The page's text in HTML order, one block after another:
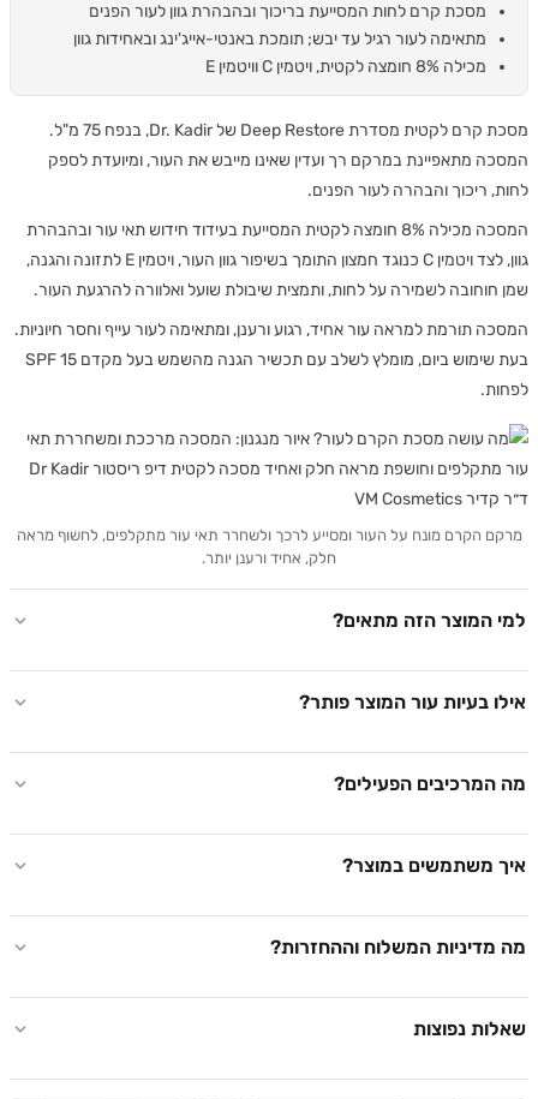
מסכת קרם לחות המסייעת בריכוך ובהבהרת גוון לעור הפנים
מתאימה לעור רגיל עד יבש; תומכת באנטי-אייג'ינג ובאחידות גוון
מכילה 8% חומצה לקטית, ויטמין C וויטמין E
מסכת קרם לקטית מסדרת Deep Restore של Dr. Kadir, בנפח 75 מ"ל.
המסכה מתאפיינת במרקם רך ועדין שאינו מייבש את העור, ומיועדת לספק
לחות, ריכוך והבהרה לעור הפנים.
המסכה מכילה 8% חומצה לקטית המסייעת בעידוד חידוש תאי עור ובהבהרת
גוון, לצד ויטמין C כנוגד חמצון התומך בשיפור גוון העור, ויטמין E לתזונה והגנה,
שמן חוחובה לשמירה על לחות, ותמצית שיבולת שועל ואלוורה להרגעת העור.
המסכה תורמת למראה עור אחיד, רגוע ורענן, ומתאימה לעור עייף וחסר חיוניות.
בעת שימוש ביום, מומלץ לשלב עם תכשיר הגנה מהשמש בעל מקדם SPF 15
לפחות.
מרקם הקרם מונח על העור ומסייע לרכך ולשחרר תאי עור מתקלפים, לחשוף מראה
חלק, אחיד ורענן יותר.
למי המוצר הזה מתאים?
אילו בעיות עור המוצר פותר?
מה המרכיבים הפעילים?
איך משתמשים במוצר?
מה מדיניות המשלוח וההחזרות?
שאלות נפוצות